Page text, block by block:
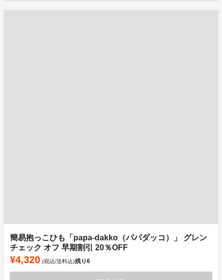
簡易抱っこひも「papa-dakko（パパダッコ）」 グレン
チェック オフ 早期割引 20％OFF
¥4,320 (税込/送料込)残り6